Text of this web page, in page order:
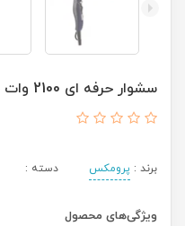
سشوار حرفه ای 2100 وات پرومکس مدل 7210
برند : پرومکس دسته :
ویژگی‌های محصول